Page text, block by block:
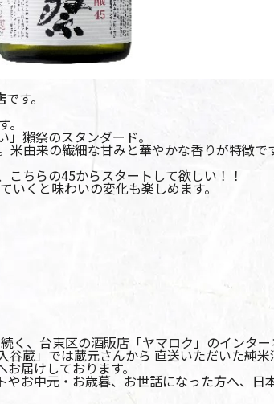
です。
獺祭のスタンダード。
由来の繊細な甘みと華やかな香りが特徴で
ちらの45からスタートして欲しい！！
いくと味わいの変化も楽しめます。
く、台東区の酒販店「ヤマロク」のインタ
谷蔵」では蔵元さんから 直送いただいた純
届けしております。
やお中元・お歳暮、お世話になった方へ、